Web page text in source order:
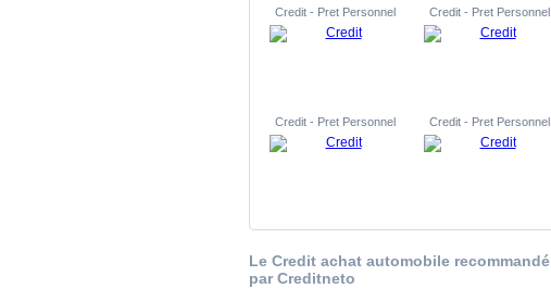
Credit - Pret Personnel Credit - Pret Personnel
Credit - Pret Personnel Credit - Pret Personnel
Le Credit achat automobile recommandé
par Creditneto